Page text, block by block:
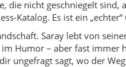
– sondern das
unkompliziert,